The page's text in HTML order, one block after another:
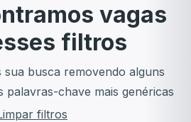
vagas
filtros
sua busca removendo alguns
chave mais genéricas
filtros